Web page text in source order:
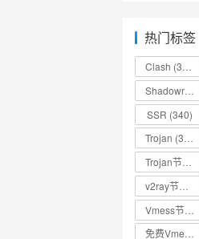
热门标签
Clash (338)
SSR (340)
Trojan (333)